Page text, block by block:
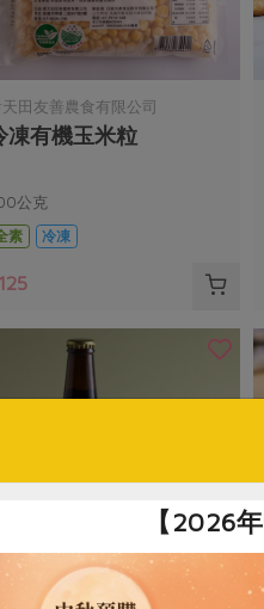
天田友善農食有限公司
凍有機玉米粒
公克
素
冷凍
【2026